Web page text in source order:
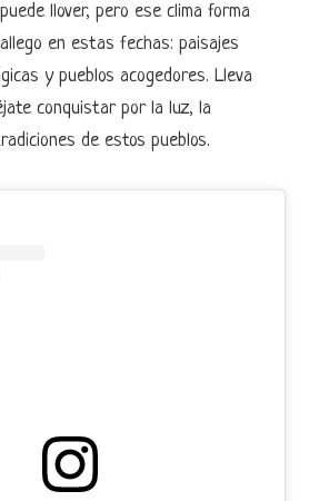
llover, pero ese clima forma
en estas fechas: paisajes
y pueblos acogedores. Lleva
conquistar por la luz, la
de estos pueblos.